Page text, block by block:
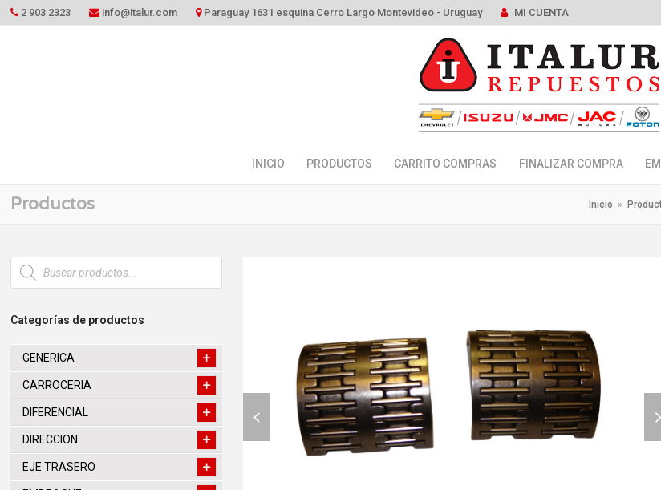
2 903 2323 info@italur.com Paraguay 1631 esquina Cerro Largo Montevideo - Uruguay MI CUENTA
INICIO PRODUCTOS CARRITO COMPRAS FINALIZAR COMPRA
Productos Inicio »
previous
slide
Búsqueda
de
productos
Categorías de productos
GENERICA
CARROCERIA
DIFERENCIAL
DIRECCION
EJE TRASERO